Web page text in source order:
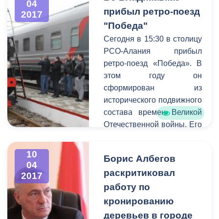
чтобы полностью
подготовить систему к
началу следующего
отопительного сезона и
избавить жителей города
от возможных неудобств.
незаконного
сооружений на
территории города. На
совещании
присутствовали начальник
Управления
административно-
технической
инспекцииАстан Кесаев,
заместитель главы АМС,
направление
Цоков
города
Алагови
Дударов.
04
2017
прибыл ретро-поезд
"Победа"
Сегодня в 15:30 в столицу
РСО-Алания прибыл
ретро-поезд «Победа». В
этом году он
сформирован из
исторического подвижного
состава времен Великой
Отечественной войны. Его
участие в Сталинградской
битве.
Платформа
железнодорожной станции
10
04
2017
Борис Албегов
раскритиковал
работу по
кронированию
деревьев в городе